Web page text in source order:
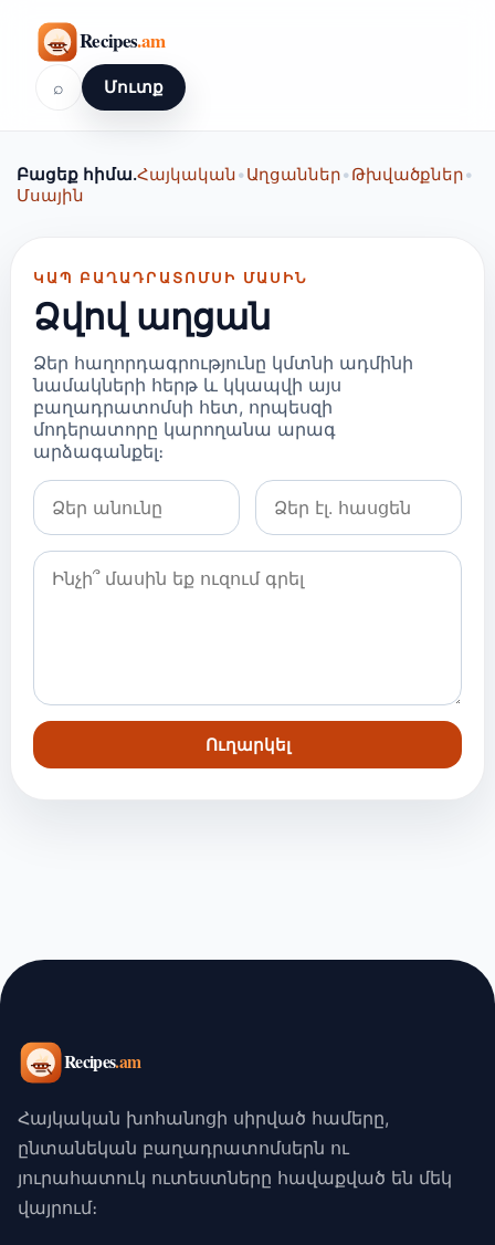
⌕ Մուտք
Բացեք հիմա.Հայկական•Աղցաններ•Թխվածքներ•
Մսային
ԿԱՊ ԲԱՂԱԴՐԱՏՈՄՍԻ ՄԱՍԻՆ
Ձվով աղցան
Ձեր հաղորդագրությունը կմտնի ադմինի
նամակների հերթ և կկապվի այս
բաղադրատոմսի հետ, որպեսզի
մոդերատորը կարողանա արագ
արձագանքել։
Ուղարկել
Հայկական խոհանոցի սիրված համերը,
ընտանեկան բաղադրատոմսերն ու
յուրահատուկ ուտեստները հավաքված են մեկ
վայրում։